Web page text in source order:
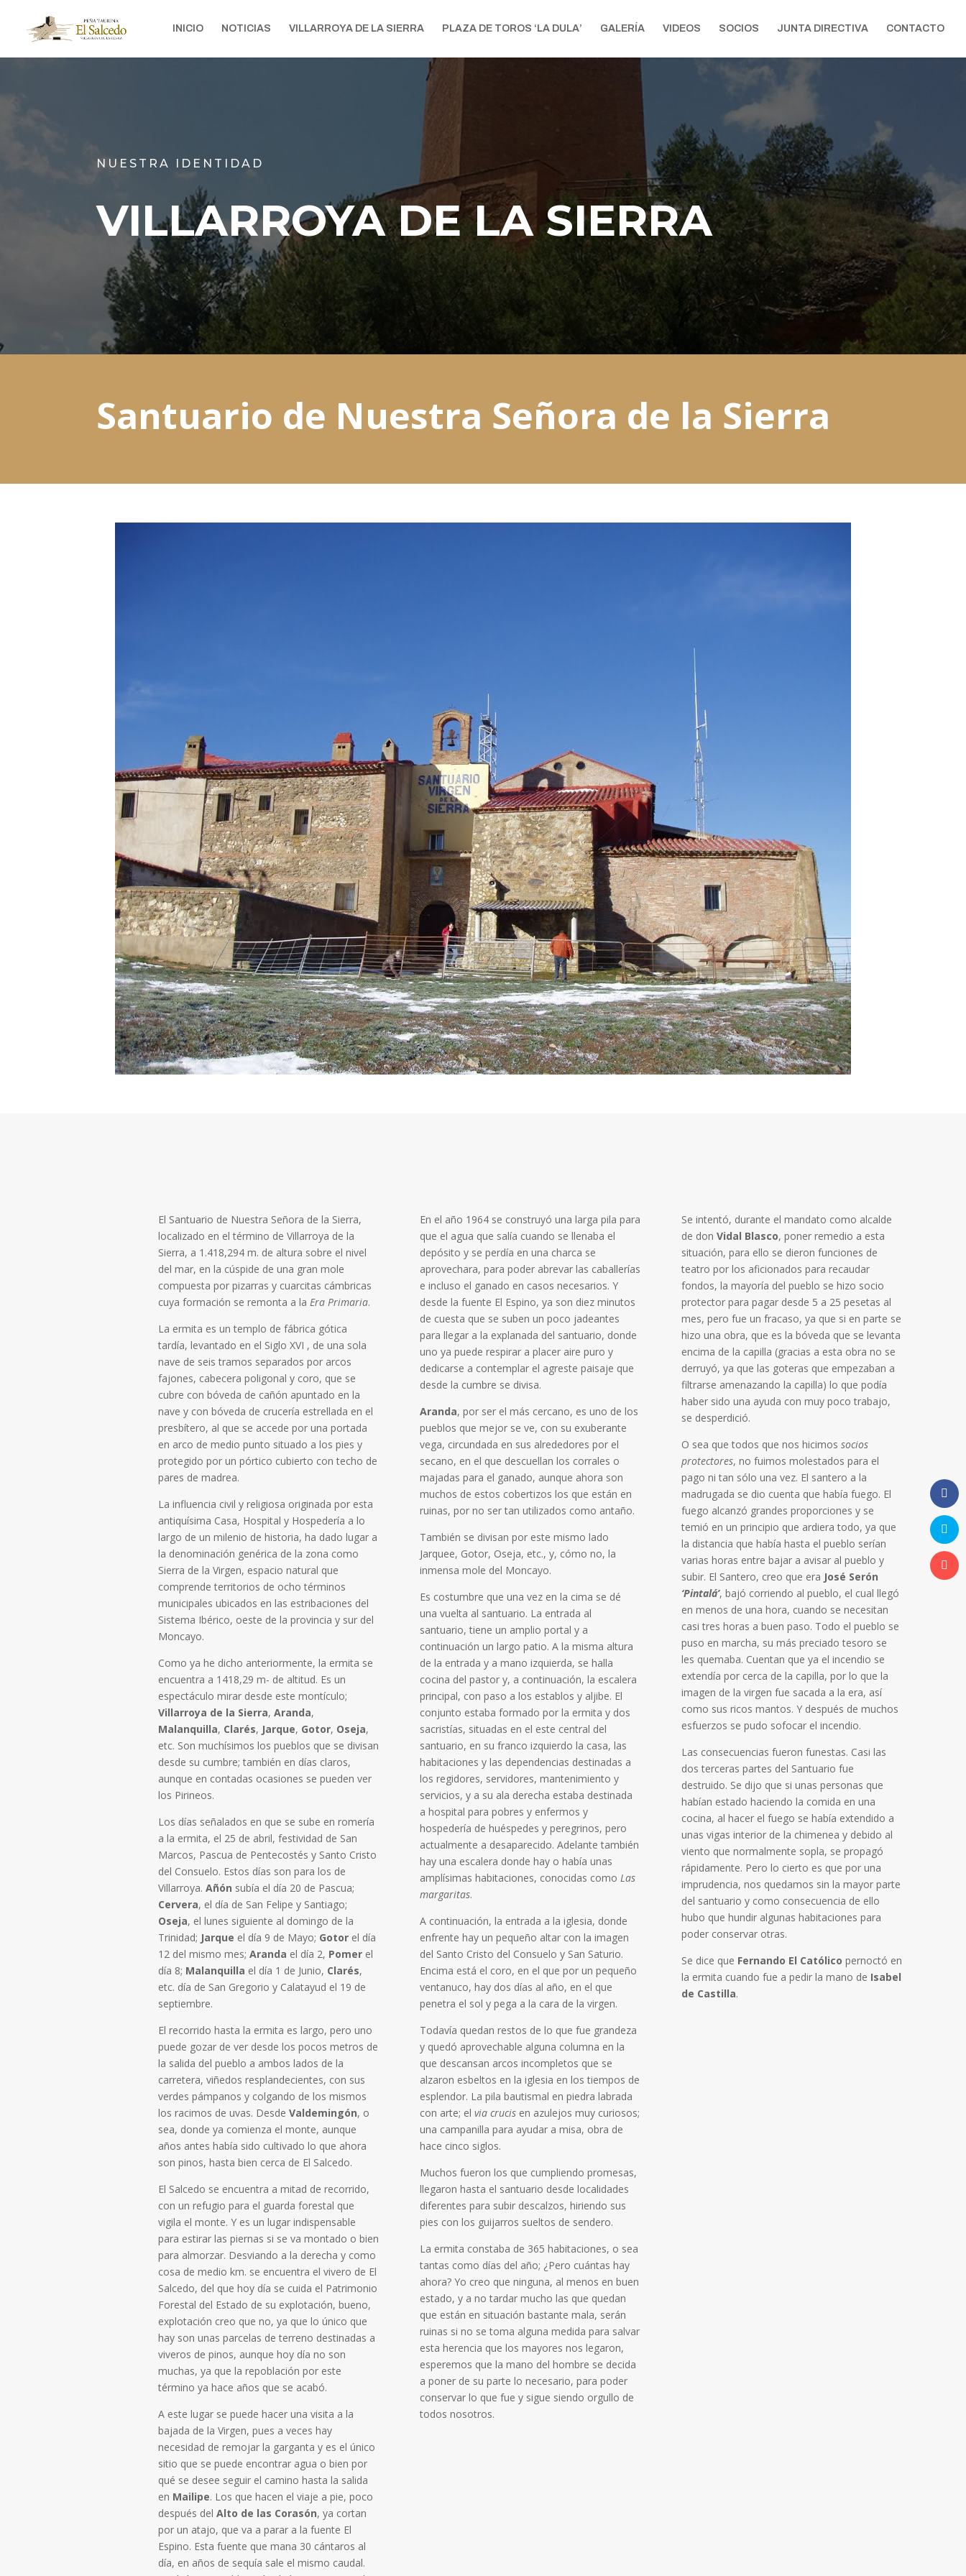
INICIO NOTICIAS VILLARROYA DE LA SIERRA PLAZA DE TOROS ‘LA DULA’ GALERÍA VIDEOS SOCIOS JUNTA DIRECTIVA CONTACTO
NUESTRA IDENTIDAD
VILLARROYA DE LA SIERRA
Santuario de Nuestra Señora de la Sierra
El Santuario de Nuestra Señora de la Sierra,
localizado en el término de Villarroya de la
Sierra, a 1.418,294 m. de altura sobre el nivel
del mar, en la cúspide de una gran mole
compuesta por pizarras y cuarcitas cámbricas
cuya formación se remonta a la Era Primaria.
La ermita es un templo de fábrica gótica
tardía, levantado en el Siglo XVI , de una sola
nave de seis tramos separados por arcos
fajones, cabecera poligonal y coro, que se
cubre con bóveda de cañón apuntado en la
nave y con bóveda de crucería estrellada en el
presbítero, al que se accede por una portada
en arco de medio punto situado a los pies y
protegido por un pórtico cubierto con techo de
pares de madrea.
La influencia civil y religiosa originada por esta
antiquísima Casa, Hospital y Hospedería a lo
largo de un milenio de historia, ha dado lugar a
la denominación genérica de la zona como
Sierra de la Virgen, espacio natural que
comprende territorios de ocho términos
municipales ubicados en las estribaciones del
Sistema Ibérico, oeste de la provincia y sur del
Moncayo.
Como ya he dicho anteriormente, la ermita se
encuentra a 1418,29 m- de altitud. Es un
espectáculo mirar desde este montículo;
Villarroya de la Sierra, Aranda,
Malanquilla, Clarés, Jarque, Gotor, Oseja,
etc. Son muchísimos los pueblos que se divisan
desde su cumbre; también en días claros,
aunque en contadas ocasiones se pueden ver
los Pirineos.
Los días señalados en que se sube en romería
a la ermita, el 25 de abril, festividad de San
Marcos, Pascua de Pentecostés y Santo Cristo
del Consuelo. Estos días son para los de
Villarroya. Añón subía el día 20 de Pascua;
Cervera, el día de San Felipe y Santiago;
Oseja, el lunes siguiente al domingo de la
Trinidad; Jarque el día 9 de Mayo; Gotor el día
12 del mismo mes; Aranda el día 2, Pomer el
día 8; Malanquilla el día 1 de Junio, Clarés,
etc. día de San Gregorio y Calatayud el 19 de
septiembre.
El recorrido hasta la ermita es largo, pero uno
puede gozar de ver desde los pocos metros de
la salida del pueblo a ambos lados de la
carretera, viñedos resplandecientes, con sus
verdes pámpanos y colgando de los mismos
los racimos de uvas. Desde Valdemingón, o
sea, donde ya comienza el monte, aunque
años antes había sido cultivado lo que ahora
son pinos, hasta bien cerca de El Salcedo.
El Salcedo se encuentra a mitad de recorrido,
con un refugio para el guarda forestal que
vigila el monte. Y es un lugar indispensable
para estirar las piernas si se va montado o bien
para almorzar. Desviando a la derecha y como
cosa de medio km. se encuentra el vivero de El
Salcedo, del que hoy día se cuida el Patrimonio
Forestal del Estado de su explotación, bueno,
explotación creo que no, ya que lo único que
hay son unas parcelas de terreno destinadas a
viveros de pinos, aunque hoy día no son
muchas, ya que la repoblación por este
término ya hace años que se acabó.
A este lugar se puede hacer una visita a la
bajada de la Virgen, pues a veces hay
necesidad de remojar la garganta y es el único
sitio que se puede encontrar agua o bien por
qué se desee seguir el camino hasta la salida
en Mailipe. Los que hacen el viaje a pie, poco
después del Alto de las Corasón, ya cortan
por un atajo, que va a parar a la fuente El
Espino. Esta fuente que mana 30 cántaros al
día, en años de sequía sale el mismo caudal.
En el año 1964 se construyó una larga pila para
que el agua que salía cuando se llenaba el
depósito y se perdía en una charca se
aprovechara, para poder abrevar las caballerías
e incluso el ganado en casos necesarios. Y
desde la fuente El Espino, ya son diez minutos
de cuesta que se suben un poco jadeantes
para llegar a la explanada del santuario, donde
uno ya puede respirar a placer aire puro y
dedicarse a contemplar el agreste paisaje que
desde la cumbre se divisa.
Aranda, por ser el más cercano, es uno de los
pueblos que mejor se ve, con su exuberante
vega, circundada en sus alrededores por el
secano, en el que descuellan los corrales o
majadas para el ganado, aunque ahora son
muchos de estos cobertizos los que están en
ruinas, por no ser tan utilizados como antaño.
También se divisan por este mismo lado
Jarquee, Gotor, Oseja, etc., y, cómo no, la
inmensa mole del Moncayo.
Es costumbre que una vez en la cima se dé
una vuelta al santuario. La entrada al
santuario, tiene un amplio portal y a
continuación un largo patio. A la misma altura
de la entrada y a mano izquierda, se halla
cocina del pastor y, a continuación, la escalera
principal, con paso a los establos y aljibe. El
conjunto estaba formado por la ermita y dos
sacristías, situadas en el este central del
santuario, en su franco izquierdo la casa, las
habitaciones y las dependencias destinadas a
los regidores, servidores, mantenimiento y
servicios, y a su ala derecha estaba destinada
a hospital para pobres y enfermos y
hospedería de huéspedes y peregrinos, pero
actualmente a desaparecido. Adelante también
hay una escalera donde hay o había unas
amplísimas habitaciones, conocidas como Las
margaritas.
A continuación, la entrada a la iglesia, donde
enfrente hay un pequeño altar con la imagen
del Santo Cristo del Consuelo y San Saturio.
Encima está el coro, en el que por un pequeño
ventanuco, hay dos días al año, en el que
penetra el sol y pega a la cara de la virgen.
Todavía quedan restos de lo que fue grandeza
y quedó aprovechable alguna columna en la
que descansan arcos incompletos que se
alzaron esbeltos en la iglesia en los tiempos de
esplendor. La pila bautismal en piedra labrada
con arte; el via crucisen azulejos muy curiosos;
una campanilla para ayudar a misa, obra de
hace cinco siglos.
Muchos fueron los que cumpliendo promesas,
llegaron hasta el santuario desde localidades
diferentes para subir descalzos, hiriendo sus
pies con los guijarros sueltos de sendero.
La ermita constaba de 365 habitaciones, o sea
tantas como días del año; ¿Pero cuántas hay
ahora? Yo creo que ninguna, al menos en buen
estado, y a no tardar mucho las que quedan
que están en situación bastante mala, serán
ruinas si no se toma alguna medida para salvar
esta herencia que los mayores nos legaron,
esperemos que la mano del hombre se decida
a poner de su parte lo necesario, para poder
conservar lo que fue y sigue siendo orgullo de
todos nosotros.
Se intentó, durante el mandato como alcalde
de don Vidal Blasco, poner remedio a esta
situación, para ello se dieron funciones de
teatro por los aficionados para recaudar
fondos, la mayoría del pueblo se hizo socio
protector para pagar desde 5 a 25 pesetas al
mes, pero fue un fracaso, ya que si en parte se
hizo una obra, que es la bóveda que se levanta
encima de la capilla (gracias a esta obra no se
derruyó, ya que las goteras que empezaban a
filtrarse amenazando la capilla) lo que podía
haber sido una ayuda con muy poco trabajo,
se desperdició.
O sea que todos que nos hicimos socios
protectores, no fuimos molestados para el
pago ni tan sólo una vez. El santero a la
madrugada se dio cuenta que había fuego. El
fuego alcanzó grandes proporciones y se
temió en un principio que ardiera todo, ya que
la distancia que había hasta el pueblo serían
varias horas entre bajar a avisar al pueblo y
subir. El Santero, creo que era José Serón
‘Pintalá’, bajó corriendo al pueblo, el cual llegó
en menos de una hora, cuando se necesitan
casi tres horas a buen paso. Todo el pueblo se
puso en marcha, su más preciado tesoro se
les quemaba. Cuentan que ya el incendio se
extendía por cerca de la capilla, por lo que la
imagen de la virgen fue sacada a la era, así
como sus ricos mantos. Y después de muchos
esfuerzos se pudo sofocar el incendio.
Las consecuencias fueron funestas. Casi las
dos terceras partes del Santuario fue
destruido. Se dijo que si unas personas que
habían estado haciendo la comida en una
cocina, al hacer el fuego se había extendido a
unas vigas interior de la chimenea y debido al
viento que normalmente sopla, se propagó
rápidamente. Pero lo cierto es que por una
imprudencia, nos quedamos sin la mayor parte
del santuario y como consecuencia de ello
hubo que hundir algunas habitaciones para
poder conservar otras.
Se dice que Fernando El Católico pernoctó en
la ermita cuando fue a pedir la mano de Isabel
de Castilla.